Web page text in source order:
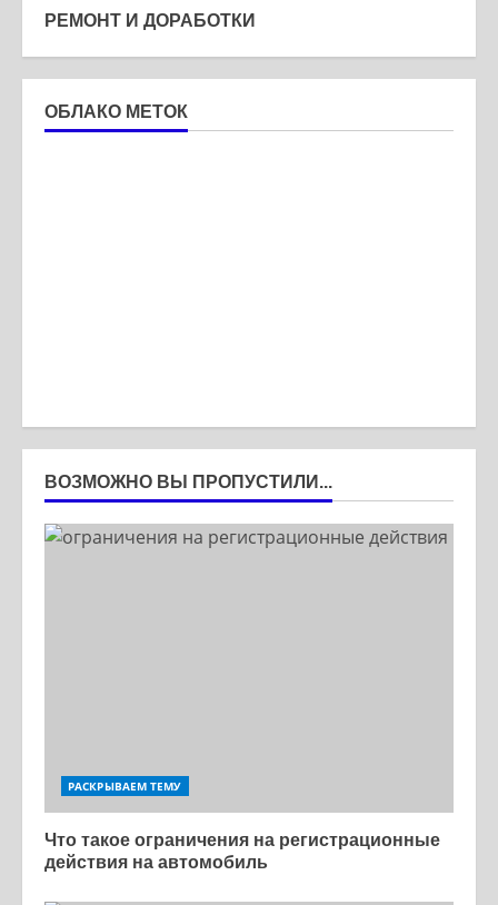
РЕМОНТ И ДОРАБОТКИ
ОБЛАКО МЕТОК
ВОЗМОЖНО ВЫ ПРОПУСТИЛИ...
РАСКРЫВАЕМ ТЕМУ
Что такое ограничения на регистрационные
действия на автомобиль